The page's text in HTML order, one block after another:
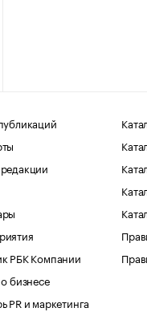
РБК Компании
бизнесе
PR и маркетинга